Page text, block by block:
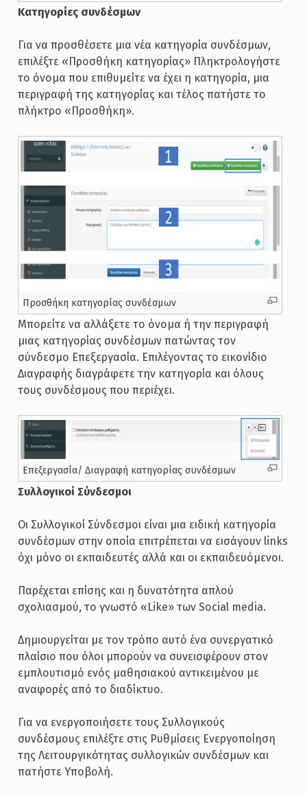
Κατηγορίες συνδέσμων
Για να προσθέσετε μια νέα κατηγορία συνδέσμων,
επιλέξτε «Προσθήκη κατηγορίας» Πληκτρολογήστε
το όνομα που επιθυμείτε να έχει η κατηγορία, μια
περιγραφή της κατηγορίας και τέλος πατήστε το
πλήκτρο «Προσθήκη».
Προσθήκη κατηγορίας συνδέσμων
Μπορείτε να αλλάξετε το όνομα ή την περιγραφή
μιας κατηγορίας συνδέσμων πατώντας τον
σύνδεσμο Επεξεργασία. Επιλέγοντας το εικονίδιο
Διαγραφής διαγράφετε την κατηγορία και όλους
τους συνδέσμους που περιέχει.
Επεξεργασία/ Διαγραφή κατηγορίας συνδέσμων
Συλλογικοί Σύνδεσμοι
Οι Συλλογικοί Σύνδεσμοι είναι μια ειδική κατηγορία
συνδέσμων στην οποία επιτρέπεται να εισάγουν links
όχι μόνο οι εκπαιδευτές αλλά και οι εκπαιδευόμενοι.
Παρέχεται επίσης και η δυνατότητα απλού
σχολιασμού, το γνωστό «Like» των Social media.
Δημιουργείται με τον τρόπο αυτό ένα συνεργατικό
πλαίσιο που όλοι μπορούν να συνεισφέρουν στον
εμπλουτισμό ενός μαθησιακού αντικειμένου με
αναφορές από το διαδίκτυο.
Για να ενεργοποιήσετε τους Συλλογικούς
συνδέσμους επιλέξτε στις Ρυθμίσεις Ενεργοποίηση
της Λειτουργικότητας συλλογικών συνδέσμων και
πατήστε Υποβολή.